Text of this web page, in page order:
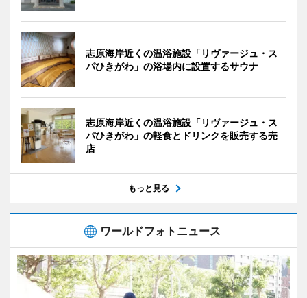
志原海岸近くの温浴施設「リヴァージュ・ス
パひきがわ」の浴場内に設置するサウナ
志原海岸近くの温浴施設「リヴァージュ・ス
パひきがわ」の軽食とドリンクを販売する売
店
もっと見る
ワールドフォトニュース